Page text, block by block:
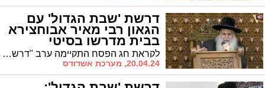
דרשת 'שבת הגדול' עם
הגאון רבי מאיר אבוחצירא
בבית מדרשו בסיטי
לקראת חג הפסח התקיימה ערב "דרשת שבת הגדול" בבית הכנסת "תפארת רפאל" בסיטי, מפי הרה"ג רבי מאיר אבוחצירא שליט"א.
20.04.24, מערכת אשדודס